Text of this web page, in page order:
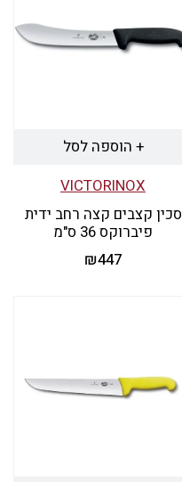
+ הוספה לסל
VICTORINOX
סכין קצבים קצה רחב ידית
פיברוקס 36 ס"מ
₪447